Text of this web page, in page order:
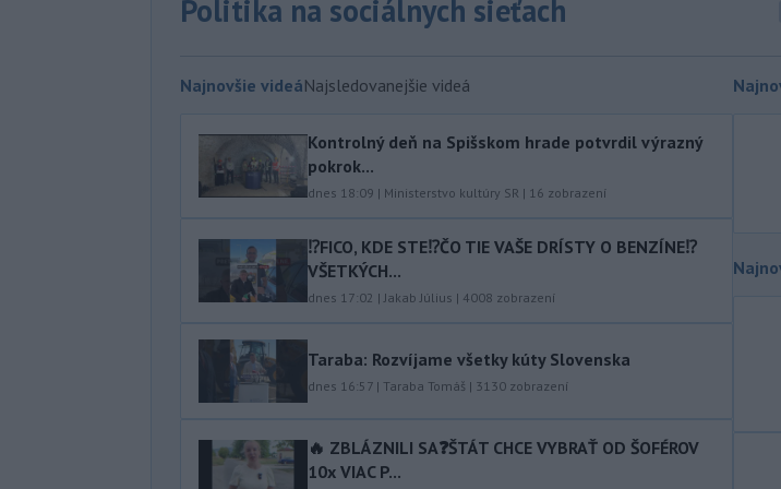
vyvolali v
varuje v
výstrahu
požiada
dodaných
sú v
Politika na sociálnych sieťach
Najnovšie videáNajsledovanejšie videá
Kontrolný deň na Spišskom hrade potvrdil výrazný
pokrok...
dnes 18:09 | Ministerstvo kultúry SR | 16 zobrazení
⁉️FICO, KDE STE⁉️ČO TIE VAŠE DRÍSTY O BENZÍNE⁉️
VŠETKÝCH...
dnes 17:02 |Jakab Július | 4008 zobrazení
Taraba: Rozvíjame všetky kúty Slovenska
dnes 16:57 | Taraba Tomáš | 3130 zobrazení
🔥 ZBLÁZNILI SA❓️ŠTÁT CHCE VYBRAŤ OD ŠOFÉROV
10x VIAC P...